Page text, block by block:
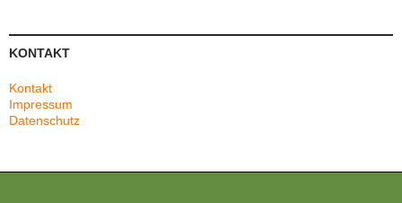
KONTAKT
Kontakt
Impressum
Datenschutz